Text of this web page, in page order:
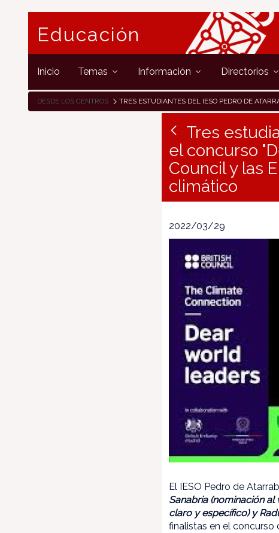
Educación
Inicio Temas Información Directorios
DESDE LOS CENTROS TRES ESTUDIANTES DEL IESO PEDRO DE ATARRABIA, FINALISTAS EN EL CONCURSO "DEAR WORLD LEADERS" ORGANIZADO POR EL BRITISH COUNCIL Y LAS EMBAJADAS BRITÁNICA E ITALIANA SOBRE EL CAMBIO
Tres
el concurso
Council y las
climático
2022/03/29
El IESO Pedro de
Sanabria (nominación
claro y específico) y
finalistas en el concurso